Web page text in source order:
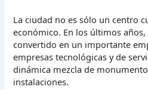
La ciudad no es sólo un centro
económico. En los últimos años,
convertido en un importante
empresas tecnológicas y de
dinámica mezcla de
instalaciones.